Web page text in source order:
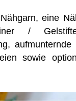
eine
/
sowie